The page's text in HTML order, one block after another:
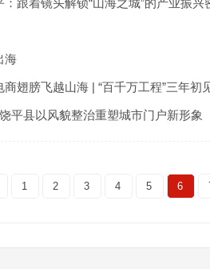
跟着镜头解锁“山海之城”的产业振兴
海
商翅膀飞越山海 | “百千万工程”三年初
平县以风貌整治重塑城市门户新形象
1 2 3 4 5 6